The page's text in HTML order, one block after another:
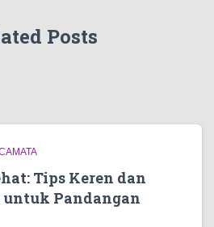
Posts
Tips Keren dan
Pandangan